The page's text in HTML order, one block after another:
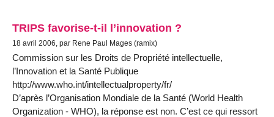
TRIPS favorise-t-il l’innovation ?
18 avril 2006, par Rene Paul Mages (ramix)
Commission sur les Droits de Propriété intellectuelle,
l’Innovation et la Santé Publique
http://www.who.int/intellectualproperty/fr/
D’après l’Organisation Mondiale de la Santé (World Health
Organization - WHO), la réponse est non. C’est ce qui ressort